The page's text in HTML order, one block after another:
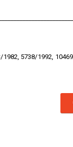
1982, 5738/1992,